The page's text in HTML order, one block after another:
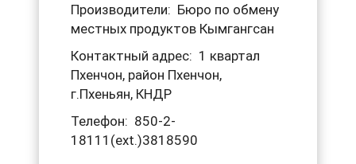
Производители: Бюро по обмену
местных продуктов Кымгангсан
Контактный адрес: 1 квартал
Пхенчон, район Пхенчон,
г.Пхеньян, КНДР
Телефон: 850-2-
18111(ext.)3818590